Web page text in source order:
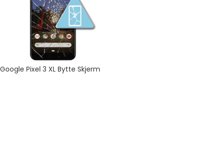
Google Pixel 3 XL Bytte Skjerm